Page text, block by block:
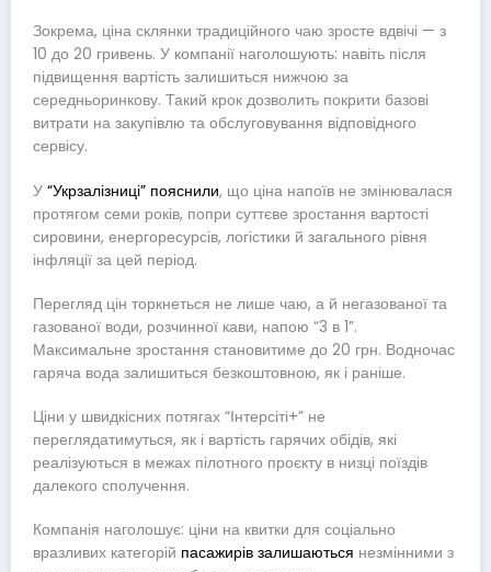
Зокрема, ціна склянки традиційного чаю зросте вдвічі — з
10 до 20 гривень. У компанії наголошують: навіть після
підвищення вартість залишиться нижчою за
середньоринкову. Такий крок дозволить покрити базові
витрати на закупівлю та обслуговування відповідного
сервісу.
У “Укрзалізниці” пояснили, що ціна напоїв не змінювалася
протягом семи років, попри суттєве зростання вартості
сировини, енергоресурсів, логістики й загального рівня
інфляції за цей період.
Перегляд цін торкнеться не лише чаю, а й негазованої та
газованої води, розчинної кави, напою “3 в 1”.
Максимальне зростання становитиме до 20 грн. Водночас
гаряча вода залишиться безкоштовною, як і раніше.
Ціни у швидкісних потягах “Інтерсіті+” не
переглядатимуться, як і вартість гарячих обідів, які
реалізуються в межах пілотного проєкту в низці поїздів
далекого сполучення.
Компанія наголошує: ціни на квитки для соціально
вразливих категорій пасажирів залишаються незмінними з